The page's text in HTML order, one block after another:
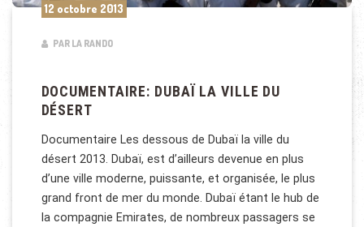
12 octobre 2013
PAR LA RANDO
DOCUMENTAIRE: DUBAÏ LA VILLE DU
DÉSERT
Documentaire Les dessous de Dubaï la ville du
désert 2013. Dubaï, est d’ailleurs devenue en plus
d’une ville moderne, puissante, et organisée, le plus
grand front de mer du monde. Dubaï étant le hub de
la compagnie Emirates, de nombreux passagers se